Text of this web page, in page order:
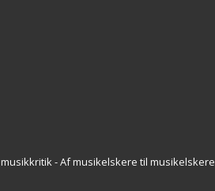
- Af musikelskere til musikelskere